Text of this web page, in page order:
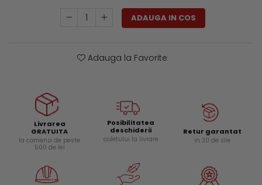
Casti si antifoane protectie
ADAUGA IN COS
Adauga la Favorite
Livrarea
GRATUITA
la comenzi de peste
500 de lei
Posibilitatea
deschiderii
coletului la livrare
Retur garantat
in 30 de zile